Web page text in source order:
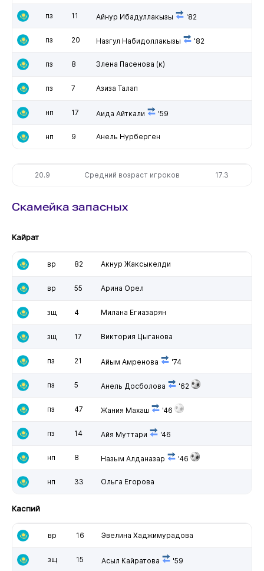
пз 11 Айнур Ибадуллакызы '82
пз 20 Назгул Набидоллакызы '82
пз 8 Элена Пасенова (к)
пз 7 Азиза Талап
нп 17 Аида Айткали '59
нп 9 Анель Нурберген
20.9 Средний возраст игроков 17.3
Скамейка запасных
Кайрат
вр 82 Акнур Жаксыкелди
вр 55 Арина Орел
зщ 4 Милана Егиазарян
зщ 17 Виктория Цыганова
пз 21 Айым Амренова '74
пз 5 Анель Досболова '62
пз 47 Жания Махаш '46
пз 14 Айя Муттари '46
нп 8 Назым Алданазар '46
нп 33 Ольга Егорова
Каспий
вр 16 Эвелина Хаджимурадова
зщ 15 Асыл Кайратова '59